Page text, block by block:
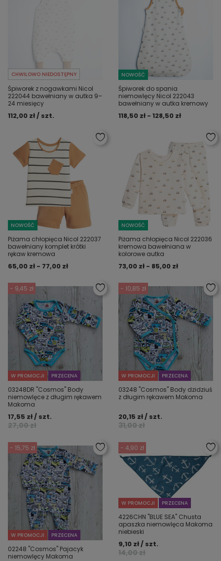
CHWILOWO NIEDOSTĘPNY
Śpiworek z nogawkami Nicol
222044 bawełniany w autka 9–
24 miesięcy
112,00 zł / szt.
NOWOŚĆ
Śpiworek do spania
niemowlęcy Nicol 222043
bawełniany w autka kremowy
118,50 zł - 128,50 zł
NOWOŚĆ
Piżama chłopięca Nicol 222037
bawełniany komplet krótki
rękaw kremowa
65,00 zł - 77,00 zł
NOWOŚĆ
Piżama chłopięca Nicol 222036
kremowa bawełniana w
kolorowe autka
73,00 zł - 85,00 zł
- 9,45 zł
W PROMOCJI PRZECENA
03248DR "Cosmos" Body
niemowlęce z długim rękawem
Makoma
27,00 zł
17,55 zł / szt.
- 10,85 zł
W PROMOCJI PRZECENA
03248 "Cosmos" Body dzidziuś
z długim rękawem Makoma
31,00 zł
20,15 zł / szt.
- 15,75 zł
W PROMOCJI PRZECENA
02248 "Cosmos" Pajacyk
niemowlęcy Makoma
- 4,90 zł
W PROMOCJI PRZECENA
4226CHN "BLUE SEA" Chusta
apaszka niemowlęca Makoma
niebieski
14,00 zł
9,10 zł / szt.